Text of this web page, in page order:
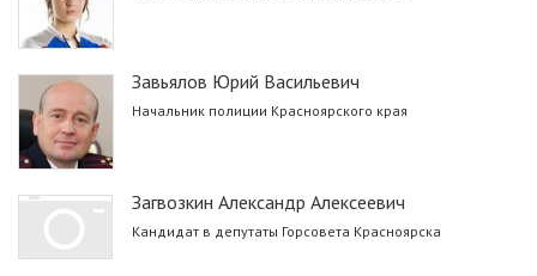
Завьялов Юрий Васильевич
Начальник полиции Красноярского края
Загвозкин Александр Алексеевич
Кандидат в депутаты Горсовета Красноярска